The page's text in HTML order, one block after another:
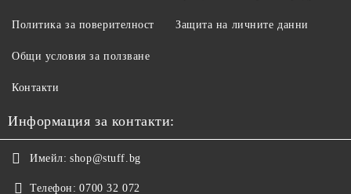
Политика за поверителност
Общи условия за ползване
Контакти
Защита на личните данни
Информация за контакти:
Имейл: shop@stuff.bg
Телефон: 0700 32 072